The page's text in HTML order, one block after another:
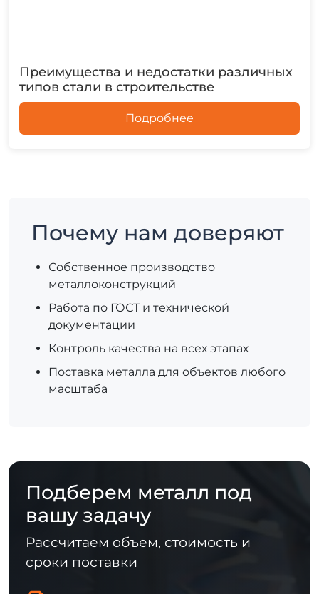
Преимущества и недостатки различных
типов стали в строительстве
Подробнее
Почему нам доверяют
Собственное производство
металлоконструкций
Работа по ГОСТ и технической
документации
Контроль качества на всех этапах
Поставка металла для объектов любого
масштаба
Подберем металл под
вашу задачу
Рассчитаем объем, стоимость и
сроки поставки